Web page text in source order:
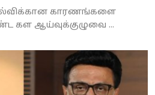
காரணங்களை
கள ஆய்வுக்குழுவை ...